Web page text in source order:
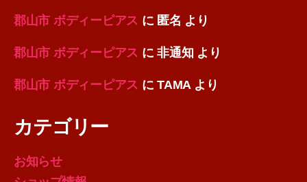
郡山市 ボディーピアス に 匿名 より
郡山市 ボディーピアス に非通知 より
郡山市 ボディーピアス にTAMAより
カテゴリー
お知らせ